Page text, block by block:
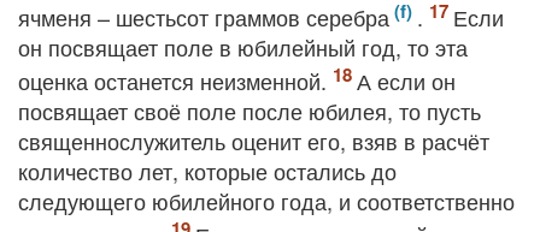
ячменя – шестьсот граммов серебра
.
Если
он посвящает поле в юбилейный год, то эта
оценка останется неизменной.
А если он
посвящает своё поле после юбилея, то пусть
священнослужитель оценит его, взяв в расчёт
количество лет, которые остались до
следующего юбилейного года, и соответственно